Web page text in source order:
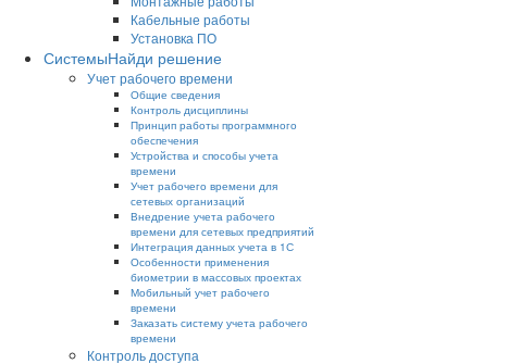
Кабельные работы
Установка ПО
СистемыНайди решение
Учет рабочего времени
Общие сведения
Контроль дисциплины
Принцип работы программного
обеспечения
Устройства и способы учета
времени
Учет рабочего времени для
сетевых организаций
Внедрение учета рабочего
времени для сетевых предприятий
Интеграция данных учета в 1С
Особенности применения
биометрии в массовых проектах
Мобильный учет рабочего
времени
Заказать систему учета рабочего
времени
Контроль доступа